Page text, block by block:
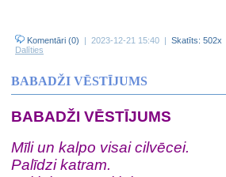
Komentāri (0) | 2023-12-21 15:40 | Skatīts: 502x
Dalīties
BABADŽI VĒSTĪJUMS
BABADŽI VĒSTĪJUMS
Mīli un kalpo visai cilvēcei.
Palīdzi katram.